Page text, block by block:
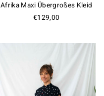
Afrika Maxi Übergroßes Kleid
€129,00